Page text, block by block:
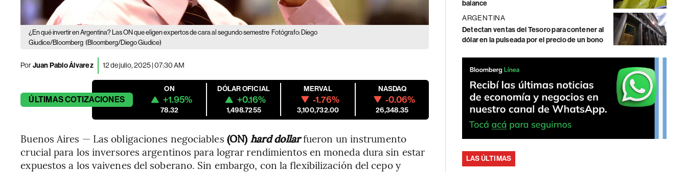
¿En qué invertir en Argentina? Las ON que eligen expertos de cara al segundo semestre Fotógrafo: Diego
Giudice/Bloomberg (Bloomberg/Diego Giudice)
PorJuan Pablo Álvarez 12 de julio, 2025 | 07:30 AM
ÚLTIMASCOTIZACIONES
ON
+1.95%
78.32
DÓLAR OFICIAL
+0.16%
1,498.7255
MERVAL
-1.76%
3,100,732.00
NASDAQ
-0.06%
26,348.35
Buenos Aires — Las obligaciones negociables (ON) hard dollarfueron un instrumento
crucial para los inversores argentinos para lograr rendimientos en moneda dura sin estar
expuestos a los vaivenes del soberano. Sin embargo, con la flexibilización del cepo y
balance
ARGENTINA
Detectan ventas del Tesoro para contener al
dólar en la pulseada por el precio de un bono
LAS ÚLTIMAS